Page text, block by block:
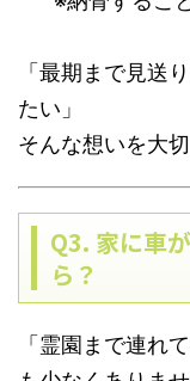
「最期まで見送
たい」
そんな想いを大
Q3. 家に車
ら？
「霊園まで連れ